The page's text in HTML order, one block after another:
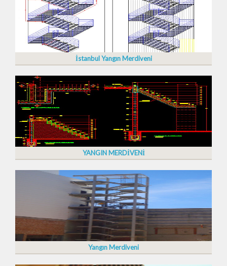
İstanbul Yangın Merdiveni
YANGIN MERDİVENİ
Yangın Merdiveni